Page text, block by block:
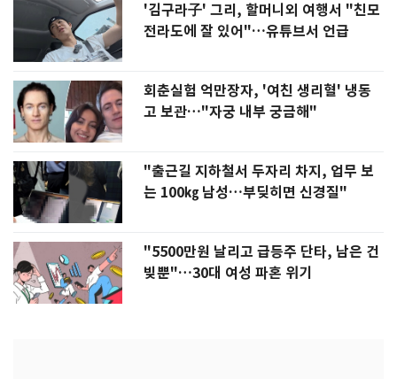
'김구라子' 그리, 할머니외 여행서 "친모
전라도에 잘 있어"…유튜브서 언급
회춘실험 억만장자, '여친 생리혈' 냉동
고 보관…"자궁 내부 궁금해"
"출근길 지하철서 두자리 차지, 업무 보
는 100㎏ 남성…부딪히면 신경질"
"5500만원 날리고 급등주 단타, 남은 건
빚뿐"…30대 여성 파혼 위기